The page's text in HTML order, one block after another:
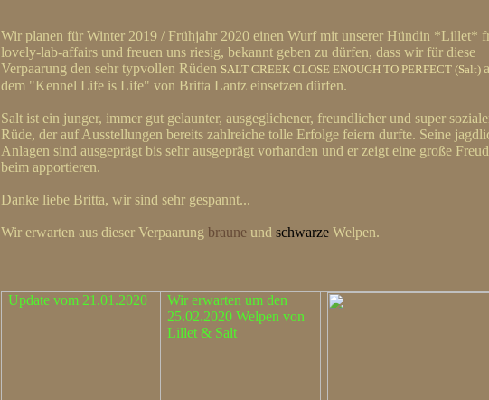
Wir planen für Winter 2019 / Frühjahr 2020 einen Wurf mit unserer Hündin *Lillet*
lovely-lab-affairs und freuen uns riesig, bekannt geben zu dürfen, dass wir für diese
Verpaarung den sehr typvollen Rüden SALT CREEK CLOSE ENOUGH TO PERFECT (Salt)
dem "Kennel Life is Life" von Britta Lantz einsetzen dürfen.
Salt ist ein junger, immer gut gelaunter, ausgeglichener, freundlicher und super
Rüde, der auf Ausstellungen bereits zahlreiche tolle Erfolge feiern durfte. Seine
Anlagen sind ausgeprägt bis sehr ausgeprägt vorhanden und er zeigt eine große
beim apportieren.
Danke liebe Britta, wir sind sehr gespannt...
Wir erwarten aus dieser Verpaarung braune und schwarze Welpen.
Update vom 21.01.2020
Wir erwarten um den
25.02.2020 Welpen von
Lillet & Salt